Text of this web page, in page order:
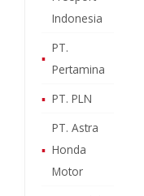
Indonesia
▪
PT.
Pertamina
▪ PT. PLN
▪
PT. Astra
Honda
Motor